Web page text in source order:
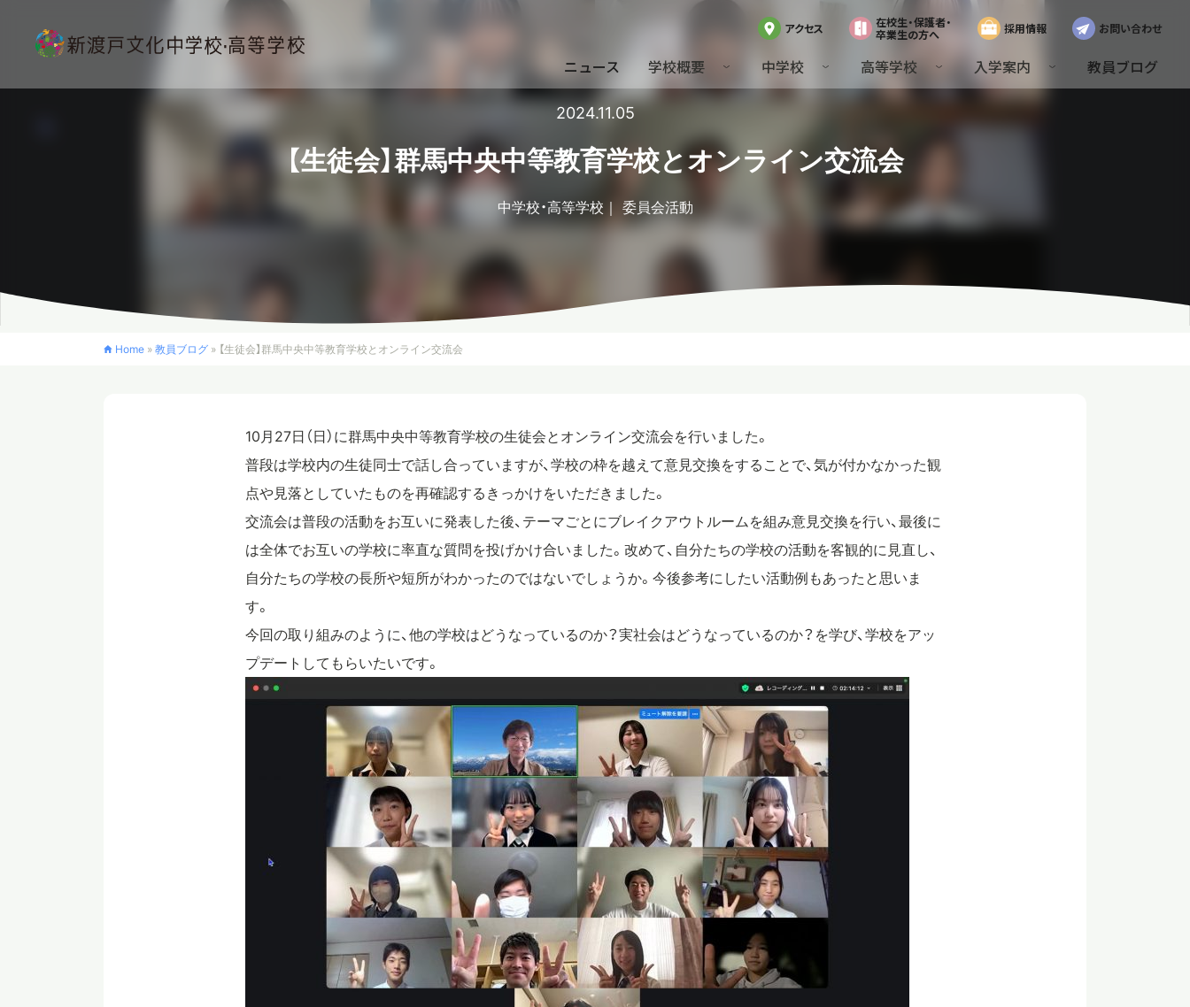
アクセス
在校生・保護者・
卒業生の方へ
採用情報 お問い合わせ
ニュース 学校概要 中学校 高等学校 入学案内 教員ブログ
2024.11.05
【生徒会】群馬中央中等教育学校とオンライン交流会
中学校・高等学校 委員会活動
Home » 教員ブログ » 【生徒会】群馬中央中等教育学校とオンライン交流会
10月27日（日）に群馬中央中等教育学校の生徒会とオンライン交流会を行いました。
普段は学校内の生徒同士で話し合っていますが、学校の枠を越えて意見交換をすることで、気が付かなかった観
点や見落としていたものを再確認するきっかけをいただきました。
交流会は普段の活動をお互いに発表した後、テーマごとにブレイクアウトルームを組み意見交換を行い、最後に
は全体でお互いの学校に率直な質問を投げかけ合いました。改めて、自分たちの学校の活動を客観的に見直し、
自分たちの学校の長所や短所がわかったのではないでしょうか。今後参考にしたい活動例もあったと思いま
す。
今回の取り組みのように、他の学校はどうなっているのか？実社会はどうなっているのか？を学び、学校をアッ
プデートしてもらいたいです。